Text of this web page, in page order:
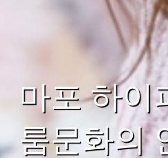
마포 하이
룸문화의